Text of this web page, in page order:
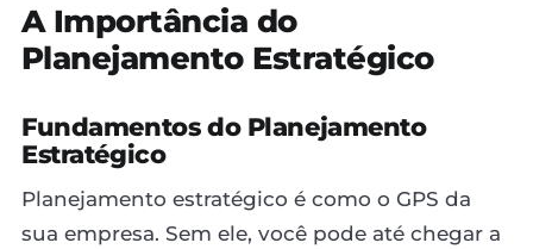
A Importância do
Planejamento Estratégico
Fundamentos do Planejamento
Estratégico
Planejamento estratégico é como o GPS da
sua empresa. Sem ele, você pode até chegar a